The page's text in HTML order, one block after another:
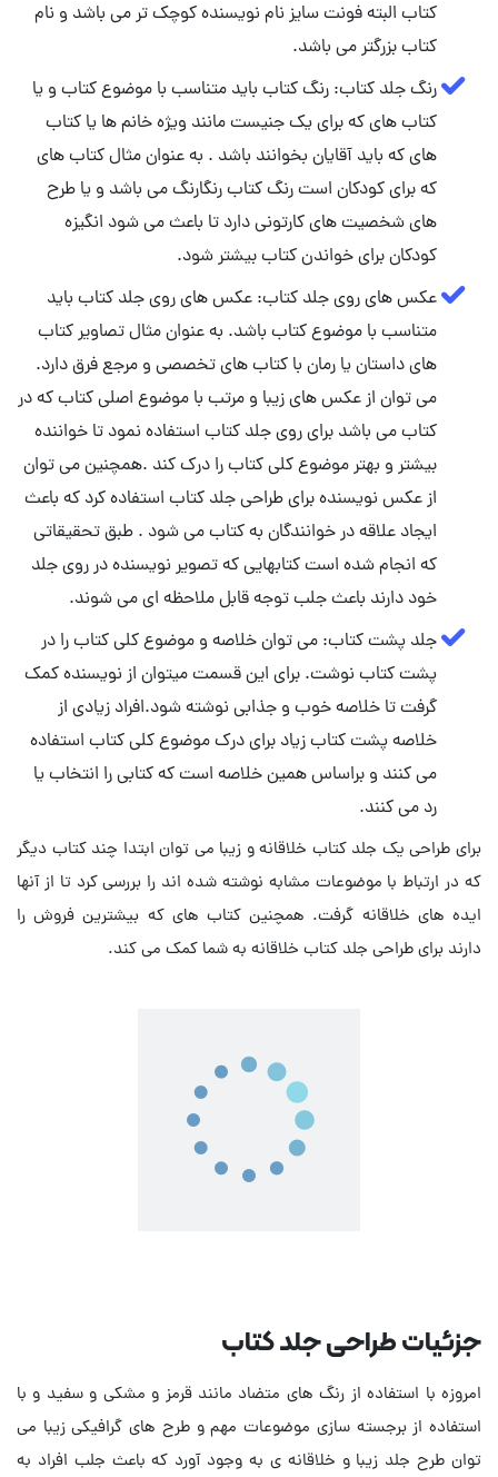
کتاب البته فونت سایز نام نویسنده کوچک تر می باشد و نام
کتاب بزرگتر می باشد.
رنگ جلد کتاب: رنگ کتاب باید متناسب با موضوع کتاب و یا
کتاب های که برای یک جنیست مانند ویژه خانم ها یا کتاب
های که باید آقایان بخوانند باشد . به عنوان مثال کتاب های
که برای کودکان است رنگ کتاب رنگارنگ می باشد و یا طرح
های شخصیت های کارتونی دارد تا باعث می شود انگیزه
کودکان برای خواندن کتاب بیشتر شود.
عکس های روی جلد کتاب: عکس های روی جلد کتاب باید
متناسب با موضوع کتاب باشد. به عنوان مثال تصاویر کتاب
های داستان یا رمان با کتاب های تخصصی و مرجع فرق دارد.
می توان از عکس های زیبا و مرتب با موضوع اصلی کتاب که در
کتاب می باشد برای روی جلد کتاب استفاده نمود تا خواننده
بیشتر و بهتر موضوع کلی کتاب را درک کند .همچنین می توان
از عکس نویسنده برای طراحی جلد کتاب استفاده کرد که باعث
ایجاد علاقه در خوانندگان به کتاب می شود . طبق تحقیقاتی
که انجام شده است کتابهایی که تصویر نویسنده در روی جلد
خود دارند باعث جلب توجه قابل ملاحظه ای می شوند.
جلد پشت کتاب: می توان خلاصه و موضوع کلی کتاب را در
پشت کتاب نوشت. برای این قسمت میتوان از نویسنده کمک
گرفت تا خلاصه خوب و جذابی نوشته شود.افراد زیادی از
خلاصه پشت کتاب زیاد برای درک موضوع کلی کتاب استفاده
می کنند و براساس همین خلاصه است که کتابی را انتخاب یا
رد می کنند.
برای طراحی یک جلد کتاب خلاقانه و زیبا می توان ابتدا چند کتاب دیگر
که در ارتباط با موضوعات مشابه نوشته شده اند را بررسی کرد تا از آنها
ایده های خلاقانه گرفت. همچنین کتاب های که بیشترین فروش را
دارند برای طراحی جلد کتاب خلاقانه به شما کمک می کند.
جزئیات طراحی جلد کتاب
امروزه با استفاده از رنگ های متضاد مانند قرمز و مشکی و سفید و با
استفاده از برجسته سازی موضوعات مهم و طرح های گرافیکی زیبا می
توان طرح جلد زیبا و خلاقانه ی به وجود آورد که باعث جلب افراد به